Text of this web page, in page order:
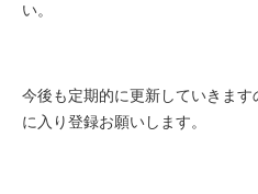
い。
今後も定期的に更新していきま
に入り登録お願いします。